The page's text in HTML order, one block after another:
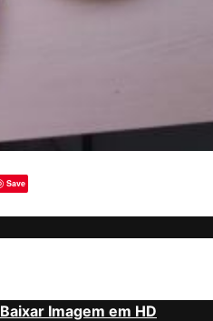
Save
Baixar Imagem em HD